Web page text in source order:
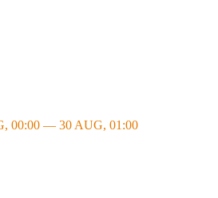
00:00 — 30 AUG, 01:00